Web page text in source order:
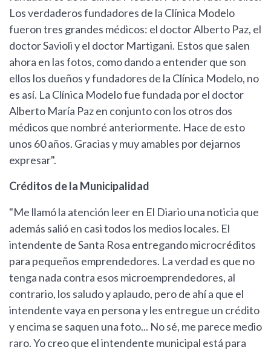
Los verdaderos fundadores de la Clínica Modelo
fueron tres grandes médicos: el doctor Alberto Paz, el
doctor Savioli y el doctor Martigani. Estos que salen
ahora en las fotos, como dando a entender que son
ellos los dueños y fundadores de la Clínica Modelo, no
es así. La Clínica Modelo fue fundada por el doctor
Alberto María Paz en conjunto con los otros dos
médicos que nombré anteriormente. Hace de esto
unos 60 años. Gracias y muy amables por dejarnos
expresar".
Créditos de la Municipalidad
"Me llamó la atención leer en El Diario una noticia que
además salió en casi todos los medios locales. El
intendente de Santa Rosa entregando microcréditos
para pequeños emprendedores. La verdad es que no
tenga nada contra esos microemprendedores, al
contrario, los saludo y aplaudo, pero de ahí a que el
intendente vaya en persona y les entregue un crédito
y encima se saquen una foto... No sé, me parece medio
raro. Yo creo que el intendente municipal está para